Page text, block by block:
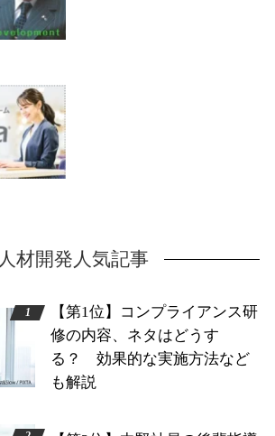
人材開発人気記事
【第1位】コンプライアンス研
修の内容、ネタはどうす
る？ 効果的な実施方法など
も解説